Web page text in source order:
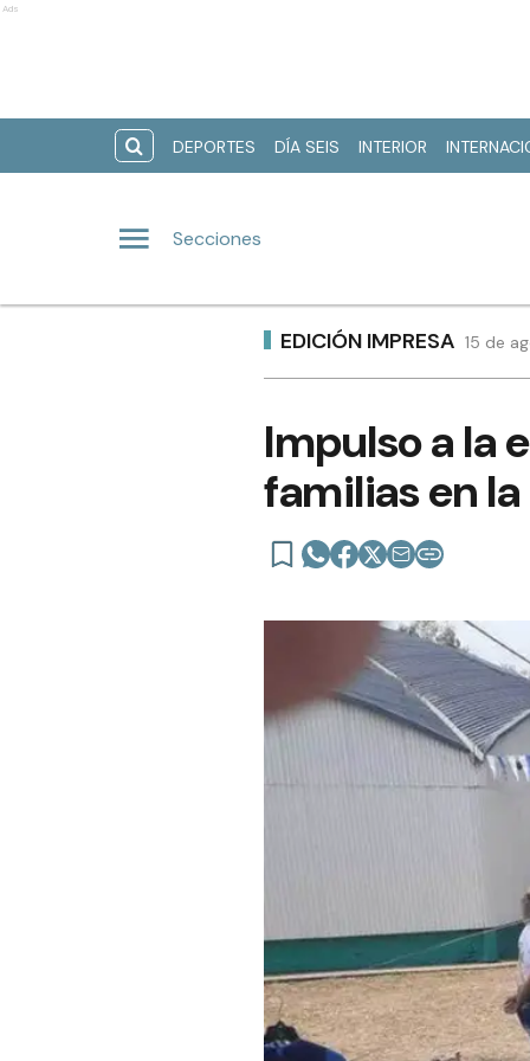
Ads
DEPORTES DÍA SEIS INTERIOR
Secciones
EDICIÓN IMPRESA 15 de
Impulso a la
familias en